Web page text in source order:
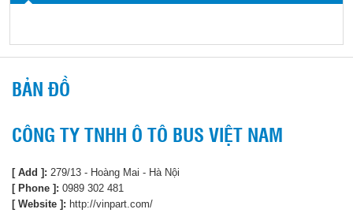
BẢN ĐỒ
CÔNG TY TNHH Ô TÔ BUS VIỆT NAM
[ Add ]: 279/13 - Hoàng Mai - Hà Nội
[ Phone ]: 0989 302 481
[ Website ]: http://vinpart.com/